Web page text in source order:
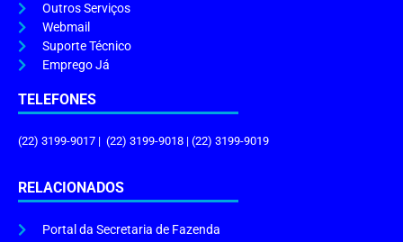
Outros Serviços
Webmail
Suporte Técnico
Emprego Já
TELEFONES
(22) 3199-9017 | (22) 3199-9018 | (22) 3199-9019
RELACIONADOS
Portal da Secretaria de Fazenda